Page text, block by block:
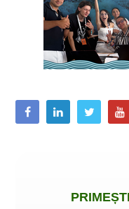
PRIMEȘTI